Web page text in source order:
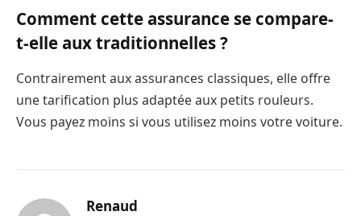
Comment cette assurance se compare-
t-elle aux traditionnelles ?
Contrairement aux assurances classiques, elle offre
une tarification plus adaptée aux petits rouleurs.
Vous payez moins si vous utilisez moins votre voiture.
Renaud